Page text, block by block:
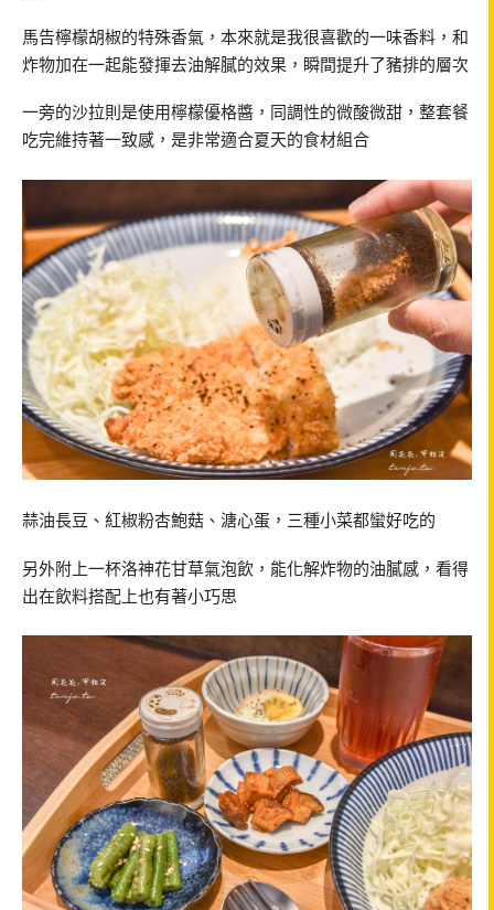
馬告檸檬胡椒的特殊香氣，本來就是我很喜歡的一味香料，和
炸物加在一起能發揮去油解膩的效果，瞬間提升了豬排的層次
一旁的沙拉則是使用檸檬優格醬，同調性的微酸微甜，整套餐
吃完維持著一致感，是非常適合夏天的食材組合
蒜油長豆、紅椒粉杏鮑菇、溏心蛋，三種小菜都蠻好吃的
另外附上一杯洛神花甘草氣泡飲，能化解炸物的油膩感，看得
出在飲料搭配上也有著小巧思